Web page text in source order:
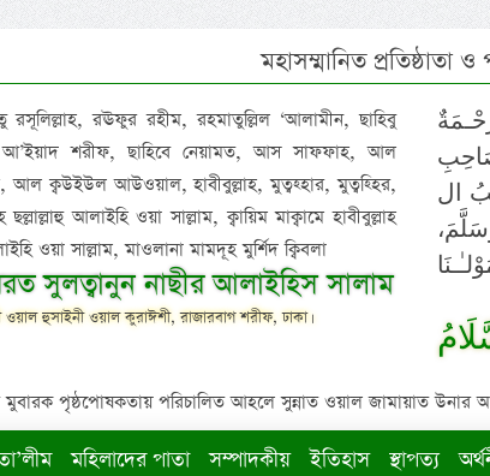
মহাসম্মানিত প্রতিষ্ঠাতা
রসূলিল্লাহ, রঊফুর রহীম, রহমাতুল্লিল ‘আলামীন, ছাহিবু
আ’ইয়াদ শরীফ, ছাহিবে নেয়ামত, আস সাফফাহ, আল
ক্বউইউল আউওয়াল, হাবীবুল্লাহ, মুত্বহ্হার, মুত্বহ্হির,
আলাইহি ওয়া সাল্লাম, ক্বায়িম মাক্বামে হাবীবুল্লাহ
ওয়া সাল্লাম, মাওলানা মামদূহ মুর্শিদ ক্বিবলা
সুলত্বানুন নাছীর আলাইহিস সালাম
হুসাইনী ওয়াল কুরাঈশী, রাজারবাগ শরীফ, ঢাকা।
ال
পৃষ্ঠপোষকতায় পরিচালিত আহলে সুন্নাত ওয়াল জামায়াত উনার
মহিলাদের পাতা সম্পাদকীয় ইতিহাস স্থাপত্য